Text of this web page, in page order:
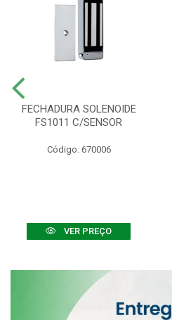
FECHADURA SOLENOIDE
FS1011 C/SENSOR
Código: 670006
VER PREÇO